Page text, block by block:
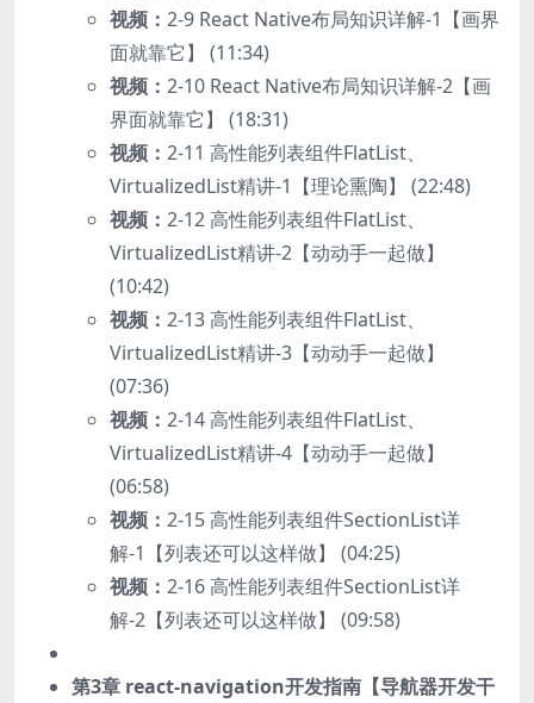
视频： 2-9 React Native布局知识详解-1【画界
面就靠它】 (11:34)
视频： 2-10 React Native布局知识详解-2【画
界面就靠它】 (18:31)
视频： 2-11 高性能列表组件FlatList、
VirtualizedList精讲-1【理论熏陶】 (22:48)
视频： 2-12 高性能列表组件FlatList、
VirtualizedList精讲-2【动动手一起做】
(10:42)
视频： 2-13 高性能列表组件FlatList、
VirtualizedList精讲-3【动动手一起做】
(07:36)
视频： 2-14 高性能列表组件FlatList、
VirtualizedList精讲-4【动动手一起做】
(06:58)
视频： 2-15 高性能列表组件SectionList详
解-1【列表还可以这样做】 (04:25)
视频： 2-16 高性能列表组件SectionList详
解-2【列表还可以这样做】 (09:58)
第3章 react-navigation开发指南【导航器开发干